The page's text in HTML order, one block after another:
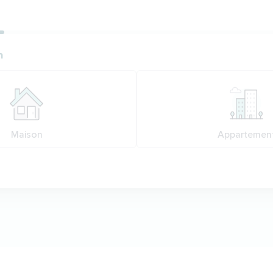
Maison